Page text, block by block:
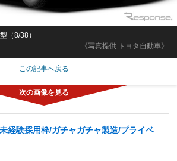
《写真提供 トヨタ自動車》
（8/38）
この記事へ戻る
経験採用枠/ガチャガチャ製造/プライベ